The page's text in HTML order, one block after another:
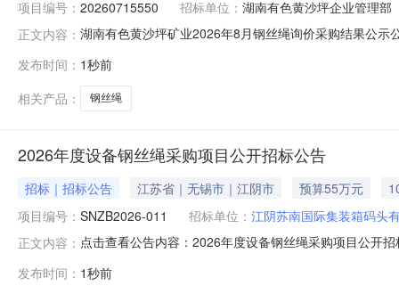
项目编号： 20260715550 招标单位： 湖南有色黄沙坪企业管理部
正文内容： 湖南有色黄沙坪矿业2026年8月钢丝绳询价采购结果公
2026年8月钢丝绳询价采购结果公示项目名称：湖南有
发布时间： 1秒前
相关产品：
钢丝绳
2026年度设备钢丝绳采购项目公开招标公告
招标｜招标公告 江苏省｜无锡市｜江阴市 预算55万元
项目编号： SNZB2026-011 招标单位： 江阴苏南国际集装箱码头
正文内容： 点击查看公告内容：2026年度设备钢丝绳采购项目公开
发布时间： 1秒前